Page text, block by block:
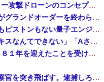
Anduril社が自律型ティルトローター攻撃ドローンのコンセプトで衝撃を与える！
【あんこ】ディエゴ・ブランドーがグランドオーダーを終わらせるようです【FGO二部】 第１６６話
世界初の超伝導量子熱機関…燃料もピストンもない量子エンジンが回った！
「バス運転手がいるのにディープキスなんてできない」「Aさんの供述には矛盾点」元ジャンポケ斉藤慎二側が主張した「同意があった」理由
（ ´_ゝ`）中国、広島原爆投下から８１年を迎えたことを受け「日本は原爆被害者の立場で同情を買おうとするのを止めろ」
【動画】名古屋栄で不良外人が警察官を突き飛ばす。逮捕しろやｗｗｗ